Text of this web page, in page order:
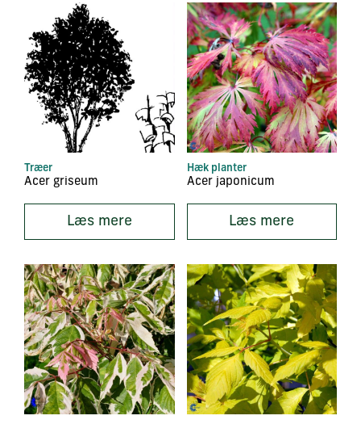
Træer
Acer griseum
Læs mere
Hæk planter
Acer japonicum
Læs mere